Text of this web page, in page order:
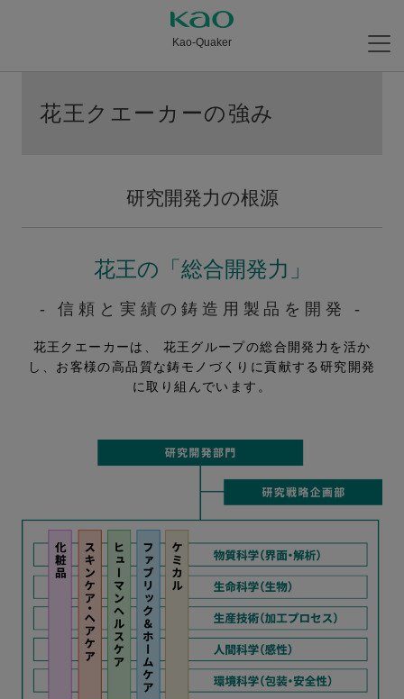
Kao-Quaker
花王クエーカーの強み
研究開発力の根源
花王の「総合開発力」
- 信頼と実績の鋳造用製品を開発 -
花王クエーカーは、 花王グループの総合開発力を活か
し、 お客様の高品質な鋳モノづくりに貢献する研究開発
に取り組んでいます。